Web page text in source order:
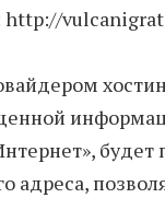
http://
адреса,